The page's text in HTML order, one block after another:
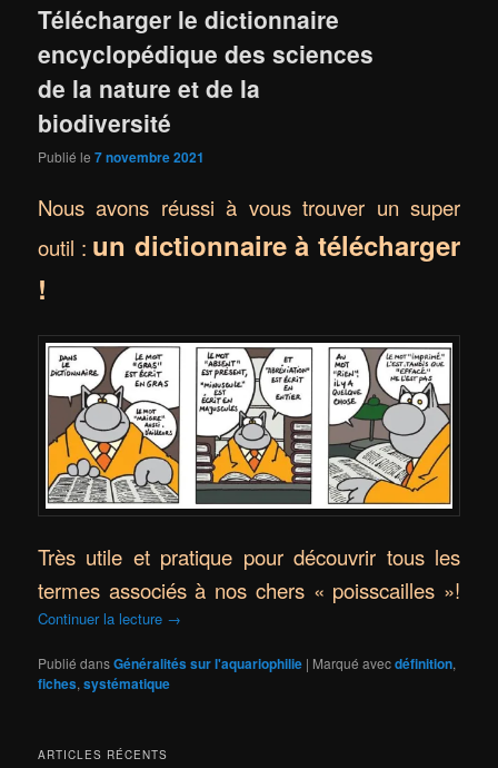
Télécharger le dictionnaire
encyclopédique des sciences
de la nature et de la
biodiversité
Publié le7 novembre 2021
Nous avons réussi à vous trouver un super
outil : un dictionnaire à télécharger
!
Très utile et pratique pour découvrir tous les
termes associés à nos chers « poisscailles »!
Continuer la lecture →
Publié dansGénéralités sur l'aquariophilie | Marqué avecdéfinition,
fiches,systématique
ARTICLES RÉCENTS